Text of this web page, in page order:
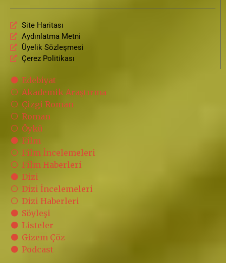
Site Haritası
Aydınlatma Metni
Üyelik Sözleşmesi
Çerez Politikası
Edebiyat
Akademik Araştırma
Çizgi Roman
Roman
Öykü
Film
Film İncelemeleri
Film Haberleri
Dizi
Dizi İncelemeleri
Dizi Haberleri
Söyleşi
Listeler
Gizem Çöz
Podcast